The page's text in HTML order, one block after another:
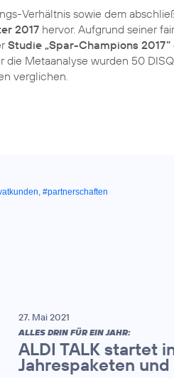
Verhältnis sowie dem
2017 hervor. Aufgrund seiner
Studie „Spar-Champions 2017“
die Metaanalyse wurden 50
verglichen.
, #partnerschaften
27. Mai 2021
ALLES DRIN FÜR EIN JAHR:
ALDI TALK startet
Jahrespaketen